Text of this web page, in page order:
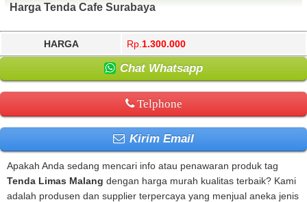
Harga Tenda Cafe Surabaya
HARGA Rp. 1.300.000
Chat Whatsapp
Telphone
Kirim Email
Apakah Anda sedang mencari info atau penawaran produk tag
Tenda Limas Malang dengan harga murah kualitas terbaik? Kami
adalah produsen dan supplier terpercaya yang menjual aneka jenis